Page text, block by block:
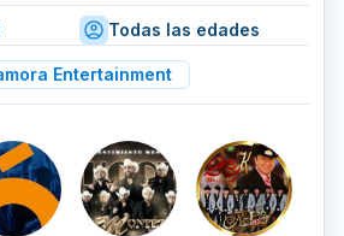
Todas las edades
Entertainment